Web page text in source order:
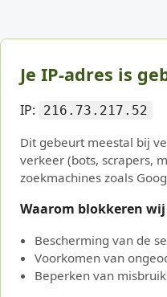
Je IP-adres is
IP: 216.73.217.52
Dit gebeurt meestal bij
verkeer (bots, scrapers,
zoekmachines zoals
Waarom blokkeren
Bescherming van de
Voorkomen van
Beperken van